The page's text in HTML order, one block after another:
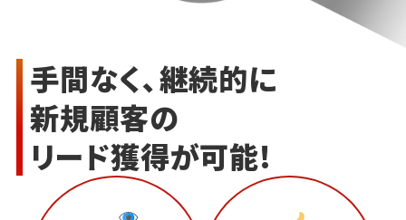
手間なく、継続的に
新規顧客の
リード獲得が可能!